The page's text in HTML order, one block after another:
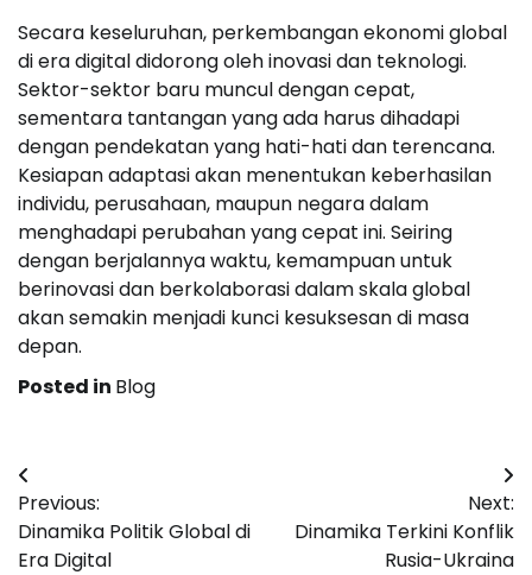
Secara keseluruhan, perkembangan ekonomi global
di era digital didorong oleh inovasi dan teknologi.
Sektor-sektor baru muncul dengan cepat,
sementara tantangan yang ada harus dihadapi
dengan pendekatan yang hati-hati dan terencana.
Kesiapan adaptasi akan menentukan keberhasilan
individu, perusahaan, maupun negara dalam
menghadapi perubahan yang cepat ini. Seiring
dengan berjalannya waktu, kemampuan untuk
berinovasi dan berkolaborasi dalam skala global
akan semakin menjadi kunci kesuksesan di masa
depan.
Posted in Blog
Navigasi
pos
Previous:
Dinamika Politik Global di
Era Digital
Next:
Dinamika Terkini Konflik
Rusia-Ukraina